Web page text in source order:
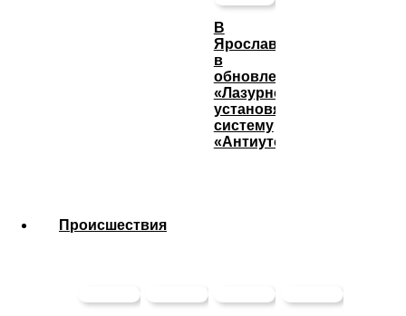
В
Ярославле
в
обновленном
«Лазурном»
установят
систему
«Антиутоп»
Происшествия